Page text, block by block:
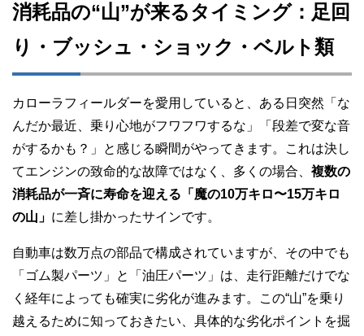
消耗品の“山”が来るタイミング：足回
り・ブッシュ・ショック・ベルト類
カローラフィールダーを愛用していると、ある日突然「な
んだか最近、乗り心地がフワフワするな」「段差で変な音
がするかも？」と感じる瞬間がやってきます。これは決し
てエンジンの致命的な故障ではなく、多くの場合、 複数の
消耗品が一斉に寿命を迎える「魔の10万キロ〜15万キロ
の山」 に差し掛かったサインです。
自動車は数万点の部品で構成されていますが、その中でも
「ゴム製パーツ」と「油圧パーツ」は、走行距離だけでな
く経年によっても確実に劣化が進みます。この“山”を乗り
越えるために知っておきたい、具体的な劣化ポイントを掘